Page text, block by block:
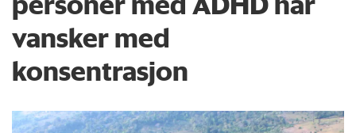
vansker med
konsentrasjon